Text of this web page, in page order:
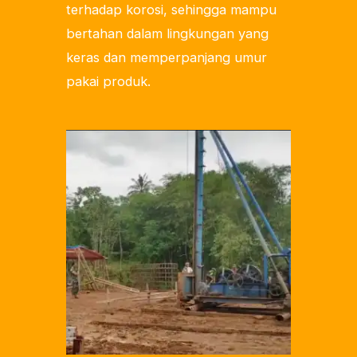
terhadap korosi, sehingga mampu
bertahan dalam lingkungan yang
keras dan memperpanjang umur
pakai produk.